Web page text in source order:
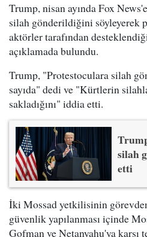
Trump, nisan ayında Fox
silah gönderildiğini söyleyerek
aktörler tarafından
açıklamada bulundu.
Trump, "Protestoculara silah
sayıda" dedi ve "Kürtlerin
sakladığını" iddia etti.
silah
etti
İki Mossad yetkilisinin
güvenlik yapılanması içinde
Gofman ve Netanyahu'ya karşı